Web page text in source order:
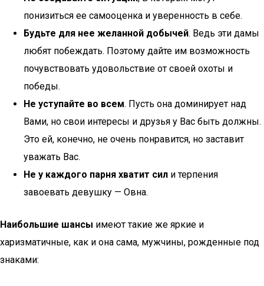
понизиться ее самооценка и уверенность в себе.
Будьте для нее желанной добычей. Ведь эти дамы
любят побеждать. Поэтому дайте им возможность
почувствовать удовольствие от своей охоты и
победы.
Не уступайте во всем. Пусть она доминирует над
Вами, но свои интересы и друзья у Вас быть должны.
Это ей, конечно, не очень понравится, но заставит
уважать Вас.
Не у каждого парня хватит сил и терпения
завоевать девушку — Овна.
Наибольшие шансы имеют такие же яркие и
харизматичные, как и она сама, мужчины, рожденные под
знаками: